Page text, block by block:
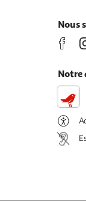
Nous
Notre